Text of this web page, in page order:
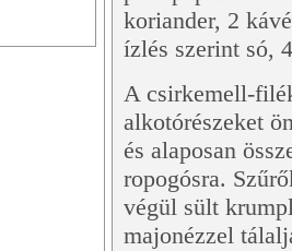
koriander, 2
ízlés szerint só,
A csirkemell-
alkotórészeket
és alaposan
ropogósra.
végül sült
majonézzel